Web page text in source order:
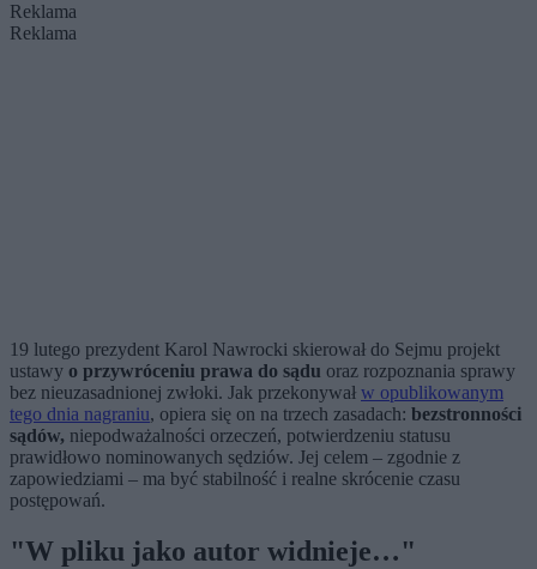
Reklama
Reklama
19 lutego prezydent Karol Nawrocki skierował do Sejmu projekt
ustawy o przywróceniu prawa do sądu oraz rozpoznania sprawy
bez nieuzasadnionej zwłoki. Jak przekonywał w opublikowanym
tego dnia nagraniu, opiera się on na trzech zasadach: bezstronności
sądów, niepodważalności orzeczeń, potwierdzeniu statusu
prawidłowo nominowanych sędziów. Jej celem – zgodnie z
zapowiedziami – ma być stabilność i realne skrócenie czasu
postępowań.
"W pliku jako autor widnieje…"